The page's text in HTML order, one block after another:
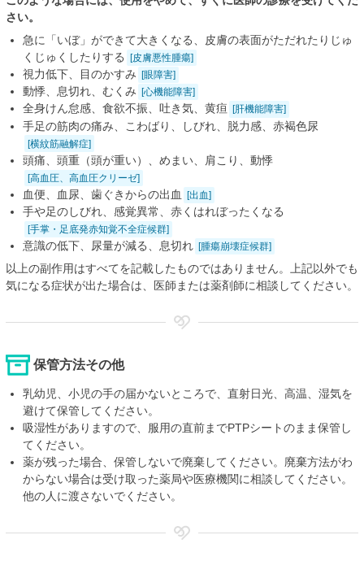
さい。
急に「いぼ」ができて大きくなる、皮膚の表面がただれたりじゅ
くじゅくしたりする [皮膚悪性腫瘍]
視力低下、目のかすみ [眼障害]
動悸、息切れ、むくみ [心機能障害]
全身けん怠感、食欲不振、吐き気、黄疸 [肝機能障害]
手足の筋肉の痛み、こわばり、しびれ、脱力感、赤褐色尿
[横紋筋融解症]
頭痛、頭重（頭が重い）、めまい、肩こり、動悸
[高血圧、高血圧クリーゼ]
血便、血尿、歯ぐきからの出血 [出血]
手や足のしびれ、感覚異常、赤くはれぼったくなる
[手掌・足底発赤知覚不全症候群]
意識の低下、尿量が減る、息切れ [腫瘍崩壊症候群]
以上の副作用はすべてを記載したものではありません。上記以外でも
気になる症状が出た場合は、医師または薬剤師に相談してください。
保管方法その他
乳幼児、小児の手の届かないところで、直射日光、高温、湿気を
避けて保管してください。
吸湿性がありますので、服用の直前までPTPシートのまま保管し
てください。
薬が残った場合、保管しないで廃棄してください。廃棄方法がわ
からない場合は受け取った薬局や医療機関に相談してください。
他の人に渡さないでください。